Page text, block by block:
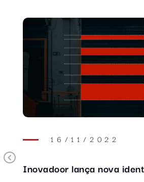
16/11/2022
Inovadoor lança nova